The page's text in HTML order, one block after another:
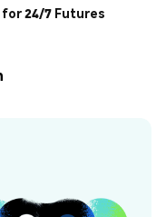
for 24/7 Futures